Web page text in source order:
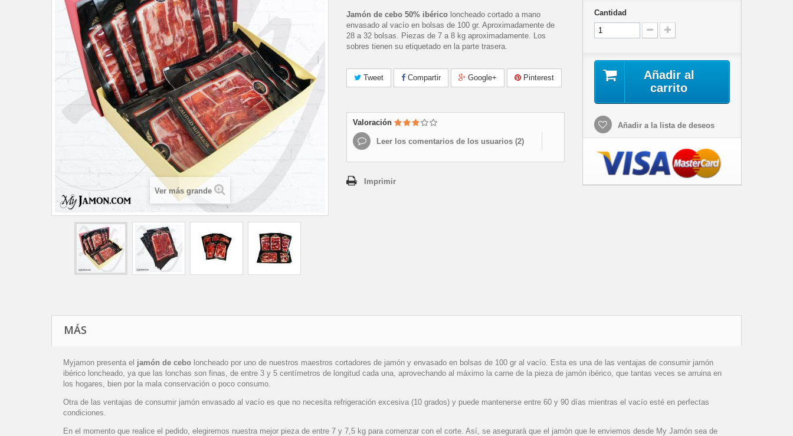
Ver más grande
Jamón de cebo 50% ibérico loncheado cortado a mano
envasado al vacío en bolsas de 100 gr. Aproximadamente de
28 a 32 bolsas. Piezas de 7 a 8 kg aproximadamente. Los
sobres tienen su etiquetado en la parte trasera.
Tweet Compartir Google+ Pinterest
Valoración
Leer los comentarios de los usuarios (2)
Imprimir
Cantidad
Añadir al
carrito
Añadir a la lista de deseos
MÁS
Myjamon presenta el jamón de cebo loncheado por uno de nuestros maestros cortadores de jamón y envasado en bolsas de 100 gr al vacío. Esta es una de las ventajas de consumir jamón
ibérico loncheado, ya que las lonchas son finas, de entre 3 y 5 centímetros de longitud cada una, aprovechando al máximo la carne de la pieza de jamón ibérico, que tantas veces se arruina en
los hogares, bien por la mala conservación o poco consumo.
Otra de las ventajas de consumir jamón envasado al vacío es que no necesita refrigeración excesiva (10 grados) y puede mantenerse entre 60 y 90 días mientras el vacío esté en perfectas
condiciones.
En el momento que realice el pedido, elegiremos nuestra mejor pieza de entre 7 y 7,5 kg para comenzar con el corte. Así , se asegurarà que el jamòn que le enviemos desde My Jamón sea de